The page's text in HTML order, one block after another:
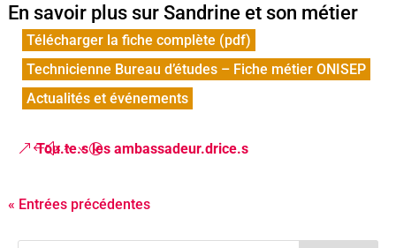
En savoir plus sur Sandrine et son métier
Télécharger la fiche complète (pdf)
Technicienne Bureau d’études – Fiche métier ONISEP
Actualités et événements
Tou.te.s les ambassadeur.drice.s
« Entrées précédentes